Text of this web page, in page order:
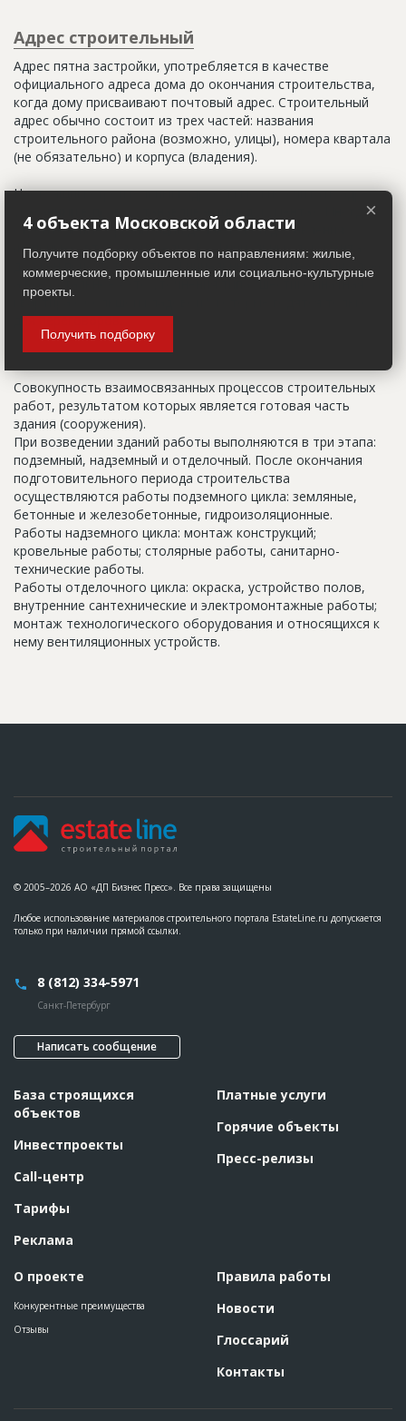
Адрес строительный
Адрес пятна застройки, употребляется в качестве
официального адреса дома до окончания строительства,
когда дому присваивают почтовый адрес. Строительный
адрес обычно состоит из трех частей: названия
строительного района (возможно, улицы), номера квартала
(не обязательно) и корпуса (владения).
Настоящим строительным адресом можно считать адрес,
указанный в правоустанавливающих документах. Иногда
строительные организации делают свои добавления
(например, вторая очередь). В официальных документах
должен присутствовать официальный строительный адрес,
а все остальное - это уточнения типа "шестикомнатная
квартира с большой кладовой", которые годятся только
для переговоров.
Цикл строительства
Совокупность взаимосвязанных процессов строительных
работ, результатом которых является готовая часть
здания (сооружения).
При возведении зданий работы выполняются в три этапа:
подземный, надземный и отделочный. После окончания
подготовительного периода строительства
осуществляются работы подземного цикла: земляные,
бетонные и железобетонные, гидроизоляционные.
Работы надземного цикла: монтаж конструкций;
кровельные работы; столярные работы, санитарно-
технические работы.
Работы отделочного цикла: окраска, устройство полов,
внутренние сантехнические и электромонтажные работы;
монтаж технологического оборудования и относящихся к
нему вентиляционных устройств.
© 2005–2026 АО «ДП Бизнес Пресс». Все права защищены
Любое использование материалов строительного портала EstateLine.ru допускается
только при наличии прямой ссылки.
8 (812) 334-5971
Санкт-Петербург
Написать сообщение
База строящихся
объектов
Инвестпроекты
Call-центр
Тарифы
Реклама
О проекте
Конкурентные преимущества
Отзывы
Платные услуги
Горячие объекты
Пресс-релизы
Правила работы
Новости
Глоссарий
Контакты
×
4 объекта Московской области
Получите подборку объектов по направлениям: жилые,
коммерческие, промышленные или социально-культурные
проекты.
Получить подборку